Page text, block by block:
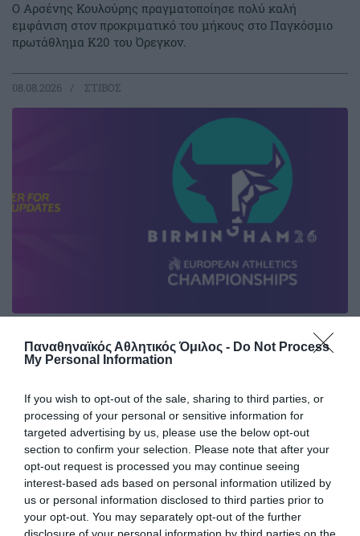
Παναθηναϊκός Αθλητικός Όμιλος - Do Not Process
My Personal Information
If you wish to opt-out of the sale, sharing to third parties, or
processing of your personal or sensitive information for
targeted advertising by us, please use the below opt-out
section to confirm your selection. Please note that after your
opt-out request is processed you may continue seeing
interest-based ads based on personal information utilized by
us or personal information disclosed to third parties prior to
your opt-out. You may separately opt-out of the further
disclosure of your personal information by third parties on the
Ο Αρσένης Κουλούρης πραγματοποίησε πολύ καλή
εμφάνιση στον προκριματικό του μήκους στο Παγκόσμιο
πρωτάθλημα Κ20 του Όρεγκον.
08.08.2026 ΣΤΙΒΟΣ
Οι «πράσινες» συμμετοχές στο
Ευρωπαϊκό στίβου
αθλήτριες στο Ευρωπαϊκό πρωτάθλημα στίβου στο
Μπέρμιγχαμ.
04.08.2026 ΣΤΙΒΟΣ